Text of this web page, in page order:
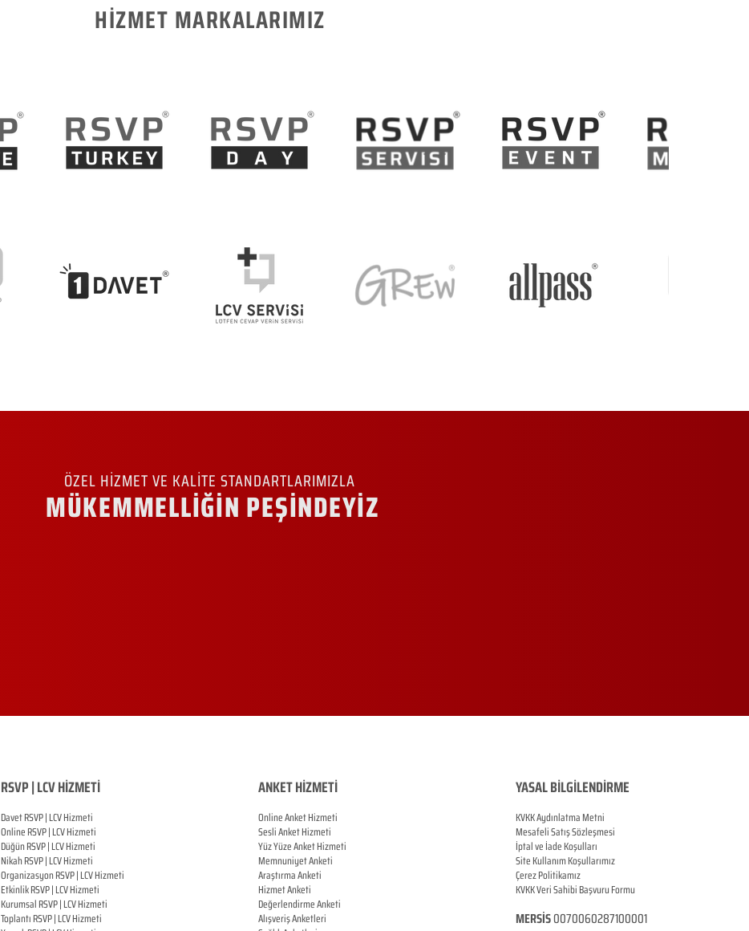
HİZMET MARKALARIMIZ
ÖZEL HİZMET VE KALİTE STANDARTLARIMIZLA
MÜKEMMELLİĞİN PEŞİNDEYİZ
RSVP | LCV HİZMETİ
Davet RSVP | LCV Hizmeti
OnlineRSVP |LCV Hizmeti
DüğünRSVP |LCV Hizmeti
NikahRSVP |LCV Hizmeti
OrganizasyonRSVP |LCV Hizmeti
EtkinlikRSVP |LCV Hizmeti
KurumsalRSVP |LCV Hizmeti
ToplantıRSVP |LCV Hizmeti
ANKET HİZMETİ
Online Anket Hizmeti
Sesli Anket Hizmeti
Yüz Yüze Anket Hizmeti
Memnuniyet Anketi
Araştırma Anketi
Hizmet Anketi
Değerlendirme Anketi
Alışveriş Anketleri
YASAL BİLGİLENDİRME
KVKK Aydınlatma Metni
Mesafeli Satış Sözleşmesi
İptal ve İade Koşulları
Site Kullanım Koşullarımız
Çerez Politikamız
KVKK Veri Sahibi Başvuru Formu
MERSİS0070060287100001